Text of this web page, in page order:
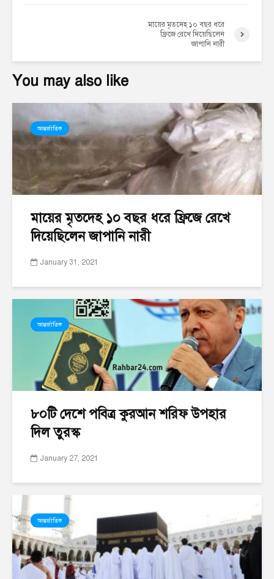
মায়ের মৃতদেহ ১০ বছর ধরে
ফ্রিজে রেখে দিয়েছিলেন
জাপানি নারী
You may also like
আন্তর্জাতিক
মায়ের মৃতদেহ ১০ বছর ধরে ফ্রিজে রেখে
দিয়েছিলেন জাপানি নারী
January 31, 2021
আন্তর্জাতিক
৮০টি দেশে পবিত্র কুরআন শরিফ উপহার
দিল তুরস্ক
January 27, 2021
আন্তর্জাতিক